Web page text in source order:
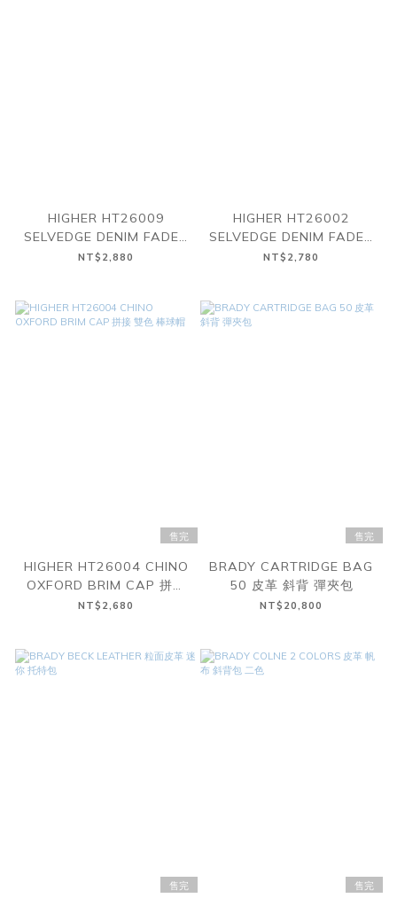
HIGHER HT26009
SELVEDGE DENIM FADED
HAT 淺色 丹寧 漁夫帽
NT$2,880
HIGHER HT26002
SELVEDGE DENIM FADED
CAP 淺色 丹寧 棒球帽
NT$2,780
售完
HIGHER HT26004 CHINO
OXFORD BRIM CAP 拼接
雙色 棒球帽
NT$2,680
售完
BRADY CARTRIDGE BAG
50 皮革 斜背 彈夾包
NT$20,800
售完 售完